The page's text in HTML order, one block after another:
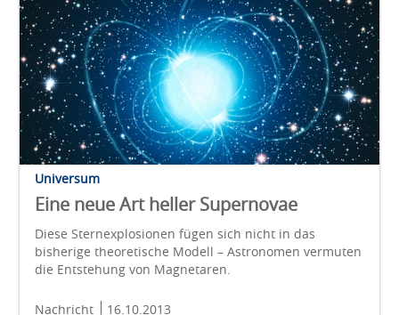
Universum
Eine neue Art heller Supernovae
Diese Sternexplosionen fügen sich nicht in das
bisherige theoretische Modell – Astronomen vermuten
die Entstehung von Magnetaren.
Nachricht 16.10.2013